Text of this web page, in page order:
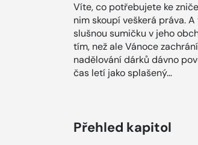
Víte, co potřebujete ke
nim skoupí veškerá práva.
slušnou sumičku v jeho
tím, než ale Vánoce
nadělování dárků dávno
čas letí jako splašený…
Přehled kapitol